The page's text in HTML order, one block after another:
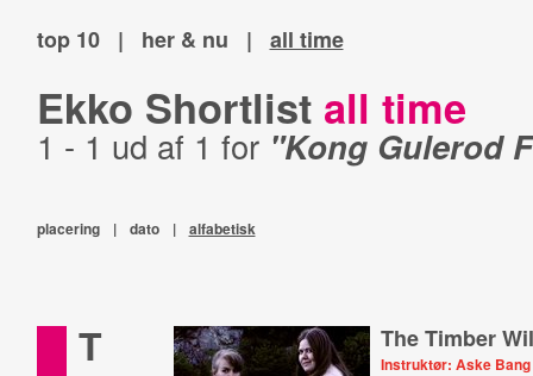
top 10 | her & nu | all time
Ekko Shortlist all time
1 - 1 ud af 1 for "Kong Gulerod
placering | dato | alfabetisk
T The Timber
Instruktør: Aske Bang